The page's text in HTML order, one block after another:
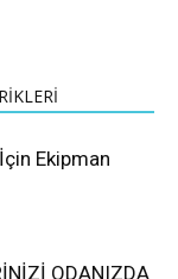
Ekipman
ODANIZDA